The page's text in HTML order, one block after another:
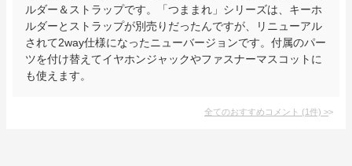
ルダー＆ストラップです。「つままれ」シリーズは、キーホ
ルダーとストラップが別売りだったんですが、リニューアル
されて2way仕様になったニューバージョンです。付属のパー
ツを付け替えてイヤホンジャックやファスナーマスコットに
も使えます。
全てのおすすめコメント (1件) >